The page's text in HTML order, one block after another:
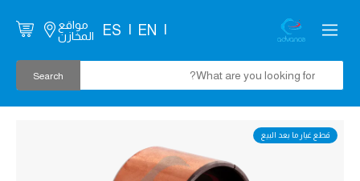
EN
ES
مواقع
المخازن
قطع غيار ما بعد البيع